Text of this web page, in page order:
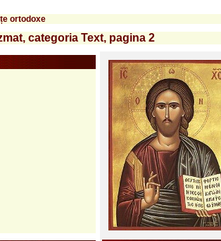
ortodoxe
categoria Text, pagina 2